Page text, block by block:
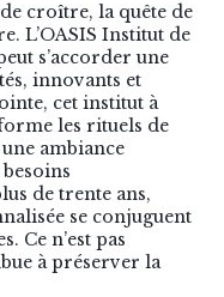
croître, la quête de
L’OASIS Institut de
s’accorder une
innovants et
cet institut à
les rituels de
ambiance
de trente ans,
se conjuguent
Ce n’est pas
à préserver la